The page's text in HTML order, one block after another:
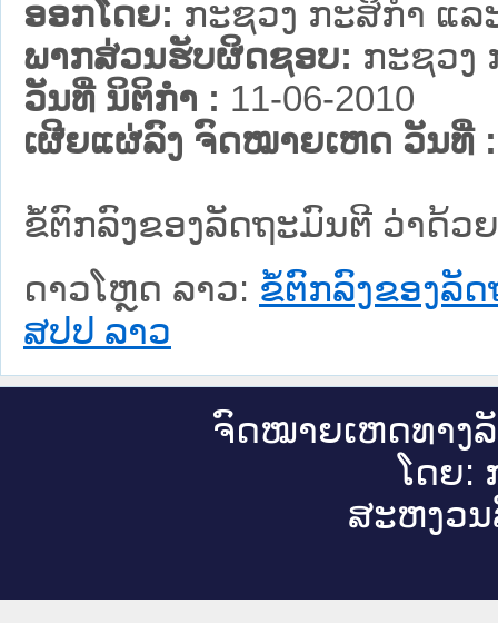
ອອກໂດຍ: ກະຊວງ ກະສິກຳ ແລ
ພາກສ່ວນຮັບຜິດຊອບ: ກະຊວງ
ວັນທີ່ ນິຕິກໍາ : 11-06-2010
ເຜີຍແຜ່ລົງ ຈົດໝາຍເຫດ ວັນທີ່ :
ຂໍ້ຕົກລົງຂອງລັດຖະມົນຕີ ວ່າດ້ວ
ດາວໂຫຼດ ລາວ: ຂໍ້ຕົກລົງຂອງລັ
ສປປ ລາວ
ຈົດ​ໝາຍ​ເຫດ​ທາງ​
ໂດຍ:
ສະ​ຫງວນ​